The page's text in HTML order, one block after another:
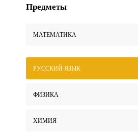
Предметы
МАТЕМАТИКА
РУССКИЙ ЯЗЫК
ФИЗИКА
ХИМИЯ